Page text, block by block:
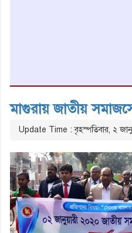
মাগুরায় জাতীয়
Update Time : বৃহস্পতিবার, ২